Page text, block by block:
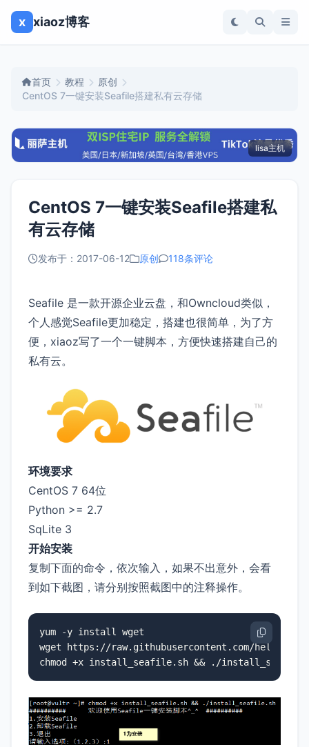
x xiaoz博客
首页 教程
原创
CentOS 7一键安装Seafile搭建私有云存储
lisa主机
CentOS 7一键安装Seafile搭建私
有云存储
发布于：2017-06-12 原创 118条评论
Seafile 是一款开源企业云盘，和Owncloud类似，
个人感觉Seafile更加稳定，搭建也很简单，为了方
便，xiaoz写了一个一键脚本，方便快速搭建自己的
私有云。
环境要求
CentOS 7 64位
Python >= 2.7
SqLite 3
开始安装
复制下面的命令，依次输入，如果不出意外，会看
到如下截图，请分别按照截图中的注释操作。
yum -y install wget
wget https://raw.githubusercontent.com/